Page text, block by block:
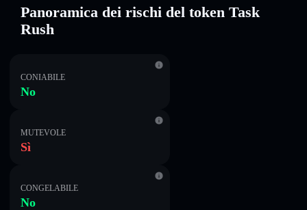
Panoramica dei rischi del token Task
Rush
CONIABILE
No
MUTEVOLE
Sì
CONGELABILE
No